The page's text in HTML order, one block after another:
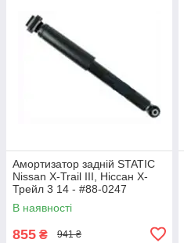
Амортизатор задній STATIC
Nissan X-Trail III, Ніссан Х-
Трейл 3 14 - #88-0247
UAQXXGV7
В наявності
855 ₴ 941 ₴